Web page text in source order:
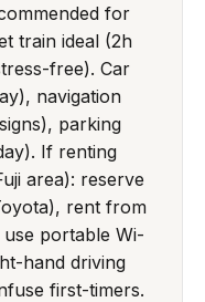
for
train ideal (2h
free). Car
navigation
parking
If renting
area): reserve
rent from
portable Wi-
hand driving
first-timers.